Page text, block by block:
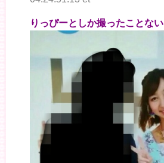
りっぴーとしか撮ったことない